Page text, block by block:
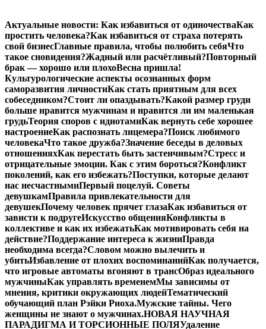
Перейти
к
содержимому
Актуальные новости: Как избавиться от одиночестваКак
простить человека?Как избавиться от страха потерять
свой бизнесГлавные правила, чтобы полюбить себяЧто
такое сновидения?Жадный или расчётливый?Повторный
брак — хорошо или плохоВесна пришла!
Культурологические аспекты осознанных форм
саморазвития личностиКак стать приятным для всех
собеседником?Стоит ли опаздывать?Какой размер груди
больше нравится мужчинам и нравится ли им маленькая
грудьТеория споров с идиотамиКак вернуть себе хорошее
настроениеКак распознать лицемера?Поиск любимого
человекаЧто такое дружба?Значение беседы в деловых
отношенияхКак перестать быть застенчивым?Стресс и
отрицательные эмоции. Как с этим бороться?Конфликт
поколений, как его избежать?Поступки, которые делают
нас несчастнымиПервый поцелуй. Советы
девушкамПравила привлекательности для
девушекПочему человек прячет глазаКак избавиться от
зависти к подругеИскусство общенияКонфликты в
коллективе и как их избежатьКак мотивировать себя на
действие?Поддержание интереса к жизниПравда
необходима всегда?Словом можно вылечить и
убитьИзбавление от плохих воспоминанийКак получается,
что игровые автоматы вгоняют в трансОбраз идеального
мужчиныКак управлять временемМы зависимы от
мнения, критики окружающих людейТематический
обучающий план Рэйки Риоха.Мужские тайны. Чего
женщины не знают о мужчинах.НОВАЯ НАУЧНАЯ
ПАРАДИГМА И ТОРСИОННЫЕ ПОЛЯУдаление